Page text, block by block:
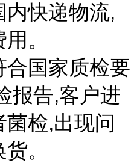
内快递物流,
。
合国家质检要
报告,客户进
菌检,出现问
。